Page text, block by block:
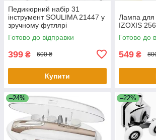
Педикюрний набір 31
інструмент SOULIMA 21447 у
зручному футлярі
інструменти для педикюру
манікюру
Готово до відправки
399 ₴ 600 ₴
Купити
Лампа
IZOXIS
Готово до
549 ₴
–24% –22%